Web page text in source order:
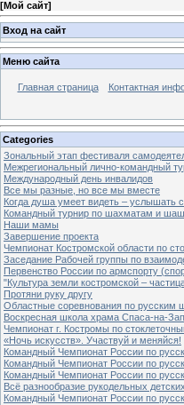
[Мой сайт]
Вход на сайт
Меню сайта
Главная страница Контактная
Categories
Зональный этап фестиваля
Межрегиональный лично-командный
Международный день инвалидов
Все мы разные, но все мы вместе
Когда душа умеет видеть – услышать
Командный турнир по шахматам и
Наши мамы
Завершение проекта
Чемпионат Костромской области по
Заседание Рабочей группы по
Первенство России по армспорту
"Культура земли костромской –
Протяни руку другу
Областные соревнования по русским
Воскресная школа храма Спаса-на-
Чемпионат г. Костромы по
«Ночь искусств». Участвуй и меняйся!
Командный Чемпионат России по
Командный Чемпионат России по
Командный Чемпионат России по
Всё разнообразие рукодельных
Командный Чемпионат России по